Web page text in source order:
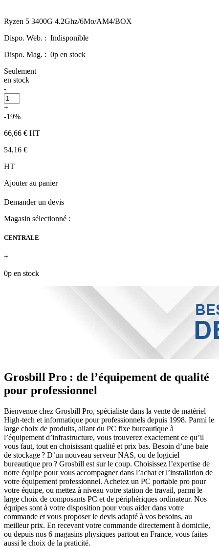
Ryzen 5 3400G 4.2Ghz/6Mo/AM4/BOX
Dispo. Web. : Indisponible
Dispo. Mag. : 0p en stock
Seulement
en stock
-
+
-19%
66,66 € HT
54,16 €
HT
Ajouter au panier
Demander un devis
Magasin sélectionné :
CENTRALE
+
0p en stock
Grosbill Pro : de l’équipement de qualité
pour professionnel
Bienvenue chez Grosbill Pro, spécialiste dans la vente de matériel
High-tech et informatique pour professionnels depuis 1998. Parmi le
large choix de produits, allant du PC fixe bureautique à
l’équipement d’infrastructure, vous trouverez exactement ce qu’il
vous faut, tout en choisissant qualité et prix bas. Besoin d’une baie
de stockage ? D’un nouveau serveur NAS, ou de logiciel
bureautique pro ? Grosbill est sur le coup. Choisissez l’expertise de
notre équipe pour vous accompagner dans l’achat et l’installation de
votre équipement professionnel. Achetez un PC portable pro pour
votre équipe, ou mettez à niveau votre station de travail, parmi le
large choix de composants PC et de périphériques ordinateur. Nos
équipes sont à votre disposition pour vous aider dans votre
commande et vous proposer le devis adapté à vos besoins, au
meilleur prix. En recevant votre commande directement à domicile,
ou depuis nos 6 magasins physiques partout en France, vous faites
aussi le choix de la praticité.